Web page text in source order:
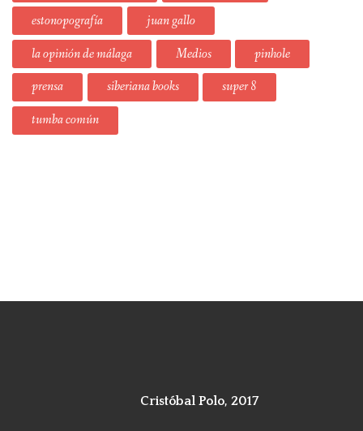
estonopografía
juan gallo
la opinión de málaga
Medios
pinhole
prensa
siberiana books
super 8
tumba común
Cristóbal Polo, 2017